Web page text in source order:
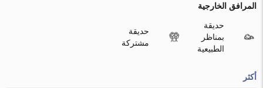
المرافق الخارجية
حديقة
بمناظر
الطبيعية
حديقة
مشتركة
أكثر